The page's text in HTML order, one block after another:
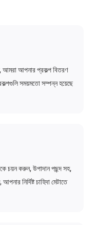
আমরা আপনার প্রকল্প বিতরণ
সময়মতো সম্পন্ন হয়েছে
চয়ন করুন, উপাদান পছন্দ সহ,
নির্দিষ্ট চাহিদা মেটাতে